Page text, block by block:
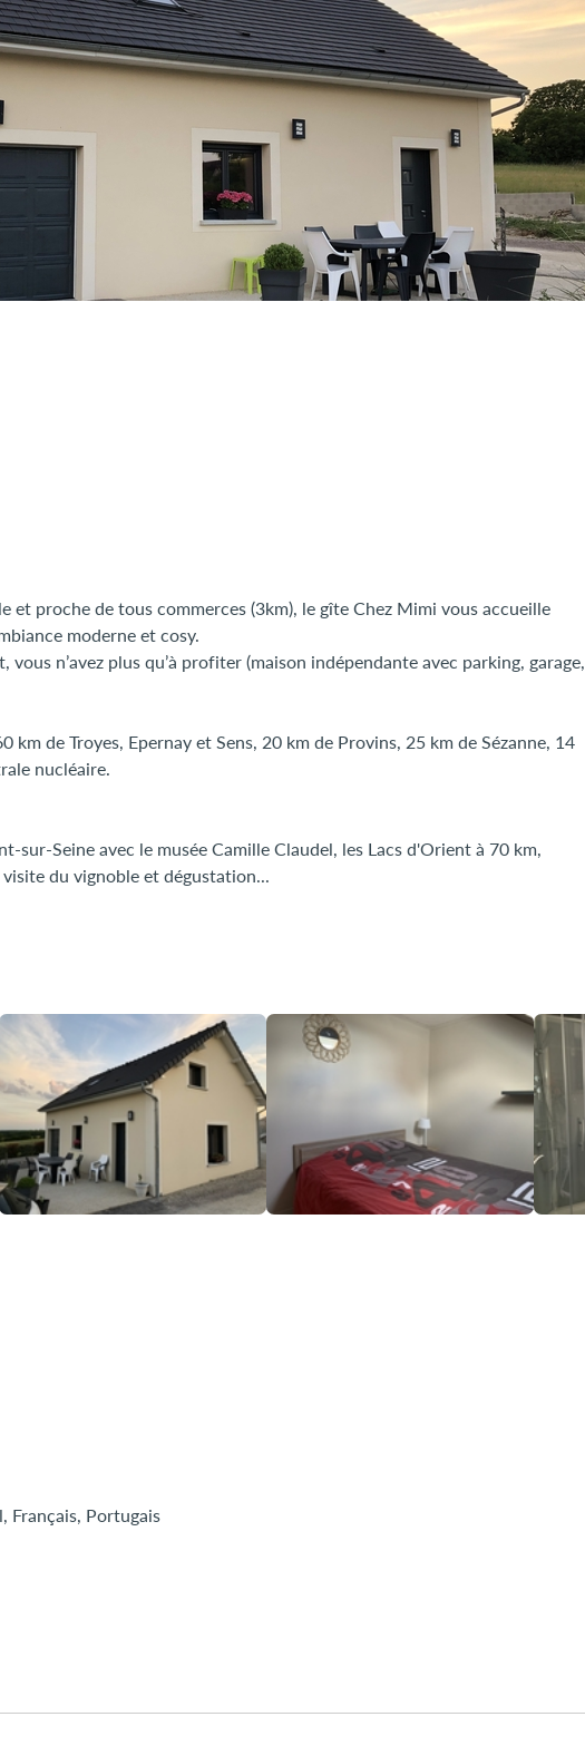
et proche de tous commerces (3km), le gîte Chez Mimi vous accueille
moderne et cosy.
n’avez plus qu’à profiter (maison indépendante avec parking, garage,
km de Troyes, Epernay et Sens, 20 km de Provins, 25 km de Sézanne, 14
nucléaire.
sur-Seine avec le musée Camille Claudel, les Lacs d'Orient à 70 km,
du vignoble et dégustation...
Français, Portugais